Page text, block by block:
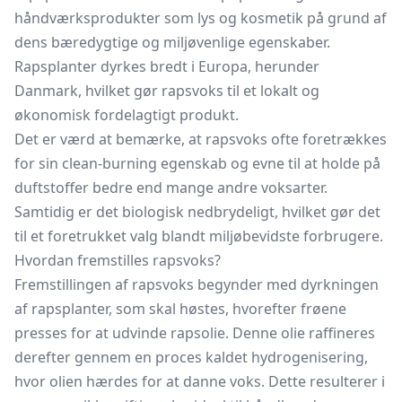
håndværksprodukter som lys og kosmetik på grund af
dens bæredygtige og miljøvenlige egenskaber.
Rapsplanter dyrkes bredt i Europa, herunder
Danmark, hvilket gør rapsvoks til et lokalt og
økonomisk fordelagtigt produkt.
Det er værd at bemærke, at rapsvoks ofte foretrækkes
for sin clean-burning egenskab og evne til at holde på
duftstoffer bedre end mange andre voksarter.
Samtidig er det biologisk nedbrydeligt, hvilket gør det
til et foretrukket valg blandt miljøbevidste forbrugere.
Hvordan fremstilles rapsvoks?
Fremstillingen af rapsvoks begynder med dyrkningen
af rapsplanter, som skal høstes, hvorefter frøene
presses for at udvinde rapsolie. Denne olie raffineres
derefter gennem en proces kaldet hydrogenisering,
hvor olien hærdes for at danne voks. Dette resulterer i